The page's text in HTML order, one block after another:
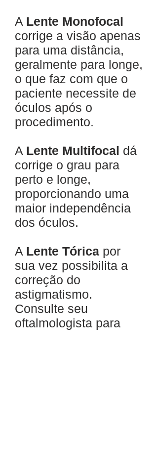
A Lente Monofocal
corrige a visão apenas
para uma distância,
geralmente para longe,
o que faz com que o
paciente necessite de
óculos após o
procedimento.
A Lente Multifocal dá
corrige o grau para
perto e longe,
proporcionando uma
maior independência
dos óculos.
A Lente Tórica por
sua vez possibilita a
correção do
astigmatismo.
Consulte seu
oftalmologista para